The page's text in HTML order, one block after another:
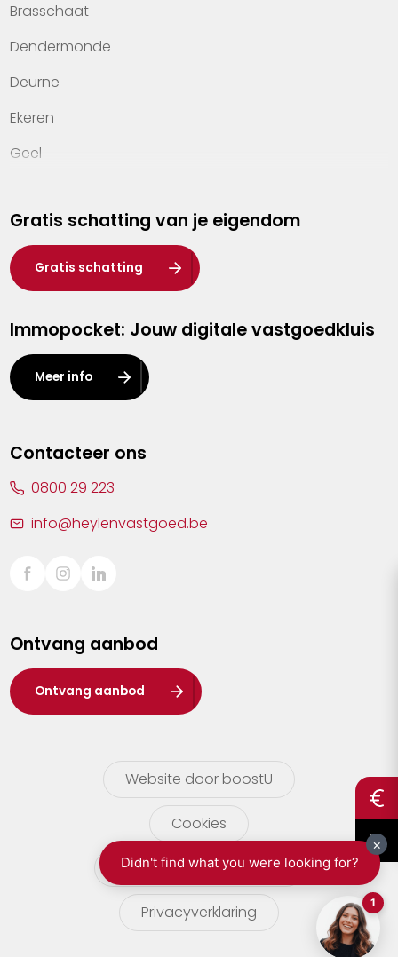
Veelgestelde vragen
Werken bij Heylen Vastgoed
Contact
Brasschaat
Dendermonde
Deurne
Ekeren
Geel
Hasselt
Heist-op-den-Berg
Herentals
Kalmthout
Leuven
Lier
Sint-Truiden
Waasland
Wuustwezel
Zoersel
Gratis schatting van je eigendom
Gratis schatting
Immopocket: Jouw digitale vastgoedkluis
Meer info
Contacteer ons
0800 29 223
info@heylenvastgoed.be
Ontvang aanbod
Ontvang aanbod
Website door boostU
Cookies
gebruikersvoorwaarden
Privacyverklaring